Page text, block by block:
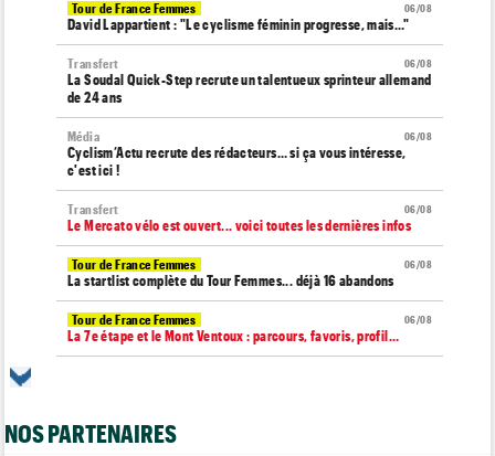
06/08
Tour de France Femmes
David Lappartient : "Le cyclisme féminin progresse, mais…"
06/08
Transfert
La Soudal Quick-Step recrute un talentueux sprinteur allemand
de 24 ans
06/08
Média
Cyclism’Actu recrute des rédacteurs… si ça vous intéresse,
c'est ici !
06/08
Transfert
Le Mercato vélo est ouvert... voici toutes les dernières infos
06/08
Tour de France Femmes
La startlist complète du Tour Femmes... déjà 16 abandons
06/08
Tour de France Femmes
La 7e étape et le Mont Ventoux : parcours, favoris, profil…
Tour de Pologne
Bart Lemmen : "J'attendais cette 1ère victoire depuis
NOS PARTENAIRES